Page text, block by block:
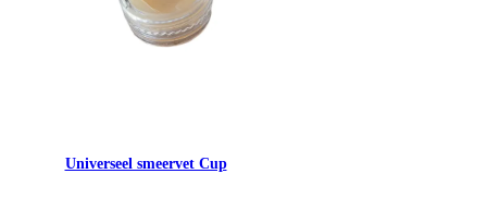
Universeel smeervet Cup